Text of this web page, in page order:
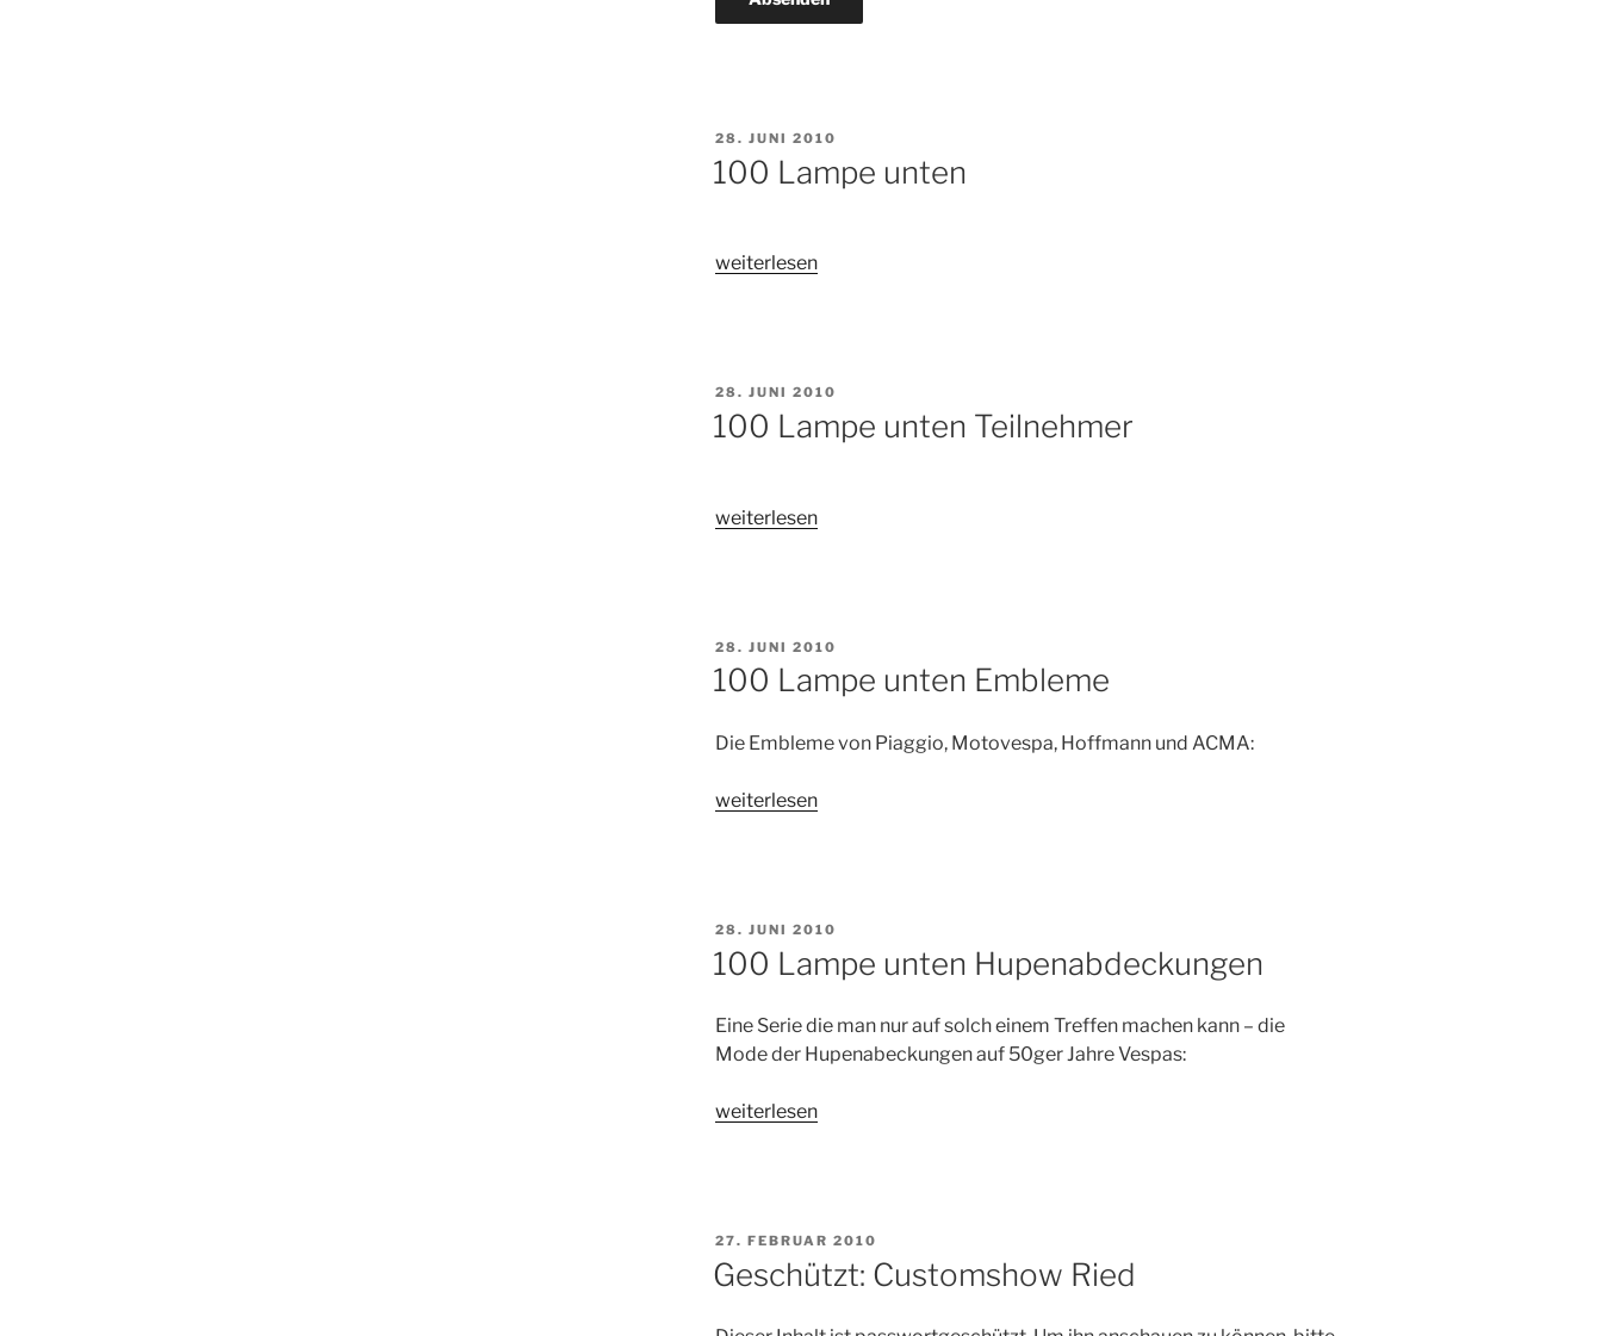
VERÖFFENTLICHT
AM
28. JUNI 2010
100 Lampe unten
„100
weiterlesen
VERÖFFENTLICHT
AM
28. JUNI 2010
100 Lampe unten Teilnehmer
„100
weiterlesen
VERÖFFENTLICHT
AM
28. JUNI 2010
100 Lampe unten Embleme
Die Embleme von Piaggio, Motovespa, Hoffmann und ACMA:
„100
weiterlesen
VERÖFFENTLICHT
AM
28. JUNI 2010
100 Lampe unten Hupenabdeckungen
Eine Serie die man nur auf solch einem Treffen machen kann – die
Mode der Hupenabeckungen auf 50ger Jahre Vespas:
„100
weiterlesen
VERÖFFENTLICHT
AM
27. FEBRUAR 2010
Geschützt: Customshow Ried